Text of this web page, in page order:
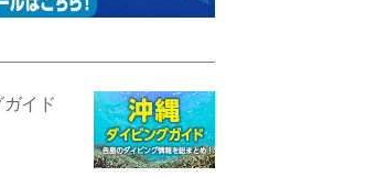
イド